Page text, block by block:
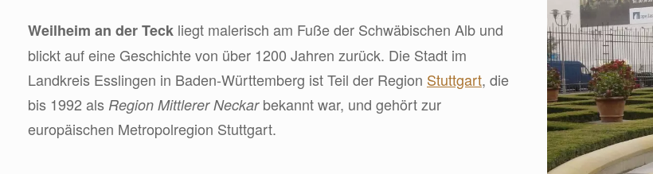
Weilheim an der Teck liegt malerisch am Fuße der Schwäbischen Alb und
blickt auf eine Geschichte von über 1200 Jahren zurück. Die Stadt im
Landkreis Esslingen in Baden-Württemberg ist Teil der Region Stuttgart, die
bis 1992 als Region Mittlerer Neckarbekannt war, und gehört zur
europäischen Metropolregion Stuttgart.